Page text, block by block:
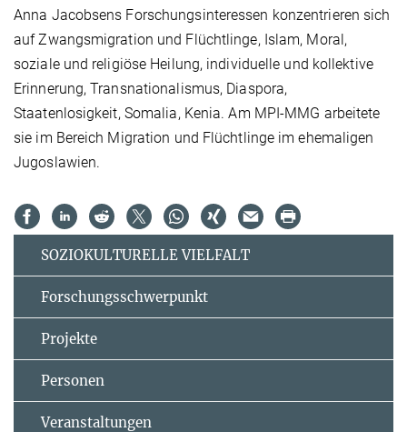
Anna Jacobsens Forschungsinteressen konzentrieren sich
auf Zwangsmigration und Flüchtlinge, Islam, Moral,
soziale und religiöse Heilung, individuelle und kollektive
Erinnerung, Transnationalismus, Diaspora,
Staatenlosigkeit, Somalia, Kenia. Am MPI-MMG arbeitete
sie im Bereich Migration und Flüchtlinge im ehemaligen
Jugoslawien.
SOZIOKULTURELLE VIELFALT
Forschungsschwerpunkt
Projekte
Personen
Veranstaltungen